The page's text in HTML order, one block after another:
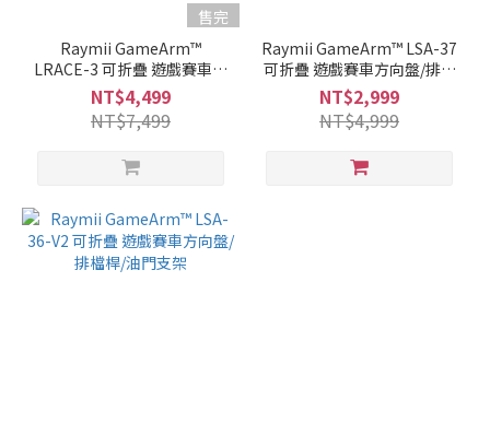
售完
Raymii GameArm™
LRACE-3 可折疊 遊戲賽車方
向盤/排檔桿/油門支架
NT$4,499
NT$7,499
Raymii GameArm™ LSA-37
可折疊 遊戲賽車方向盤/排檔
桿/油門支架
NT$2,999
NT$4,999